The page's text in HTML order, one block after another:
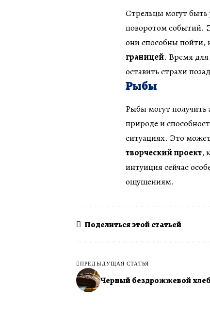
Стрельцы могут
поворотом событий.
они способны пойти,
границей. Время
оставить страхи
Рыбы
Рыбы могут получить
природе и
ситуациях. Это
творческий проект,
интуиция сейчас
ощущениям.
Поделиться этой статьей
ПРЕДЫДУЩАЯ СТАТЬЯ
Черный бездрожжевой хлеб